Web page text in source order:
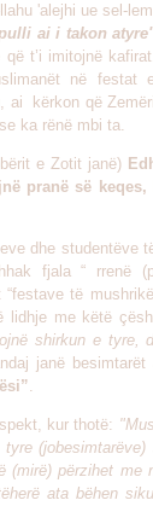
'alejhi ue sel-
ai i takon
që t’i imitojnë
në
ai kërkon që
ka rënë mbi ta.
e Zotit janë)
pranë së
dhe studentëve
fjala “ rrenë
“festave të
lidhje me këtë
shirkun e tyre,
janë
.
kur thotë:
(mirë) përzihet me
ata bëhen